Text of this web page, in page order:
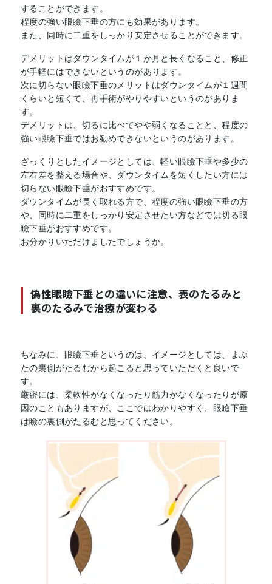
することができます。
程度の強い眼瞼下垂の方にも効果があります。
また、同時に二重をしっかり安定させることができます。
デメリットはダウンタイムが１か月と長くなること、修正
が手軽にはできないというのがあります。
次に切らない眼瞼下垂のメリットはダウンタイムが１週間
くらいと短くて、再手術がやりやすいというのがありま
す。
デメリットは、切るに比べてやや弱くなることと、程度の
強い眼瞼下垂ではお勧めできないというのがあります。
ざっくりとしたイメージとしては、軽い眼瞼下垂や多少の
左右差を整える場合や、ダウンタイムを短くしたい方には
切らない眼瞼下垂がおすすめです。
ダウンタイムが長く取れる方で、程度の強い眼瞼下垂の方
や、同時に二重をしっかり安定させたい方などでは切る眼
瞼下垂がおすすめです。
お分かりいただけましたでしょうか。
偽性眼瞼下垂との違いに注意、表のたるみと
裏のたるみで治療が変わる
ちなみに、眼瞼下垂というのは、イメージとしては、まぶ
たの裏側がたるむから起こると思っていただくと良いで
す。
厳密には、柔軟性がなくなったり筋力がなくなったりが原
因のこともありますが、ここではわかりやすく、眼瞼下垂
は瞼の裏側がたるむと思ってください。